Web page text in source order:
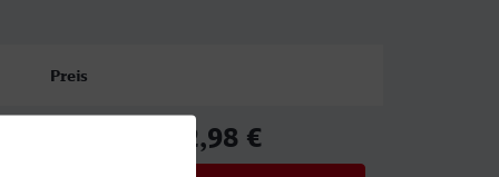
Preis
72,98 €